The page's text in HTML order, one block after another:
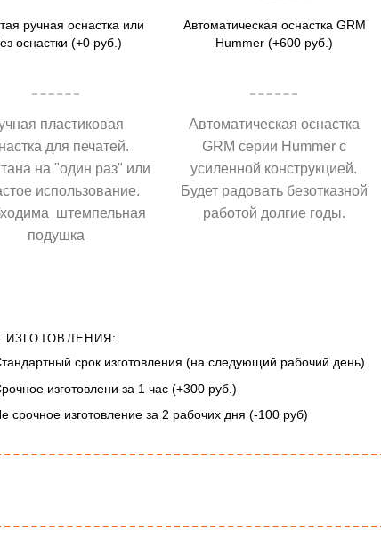
ручная оснастка или
оснастки (+0 руб.)
Автоматическая оснастка GRM
Hummer (+600 руб.)
пластиковая
для печатей.
на "один раз" или
использование.
штемпельная
подушка
Автоматическая оснастка
GRM серии Hummer с
усиленной конструкцией.
Будет радовать безотказной
работой долгие годы.
ИЗГОТОВЛЕНИЯ:
срок изготовления (на следующий рабочий день)
изготовлени за 1 час (+300 руб.)
срочное изготовление за 2 рабочих дня (-100 руб)